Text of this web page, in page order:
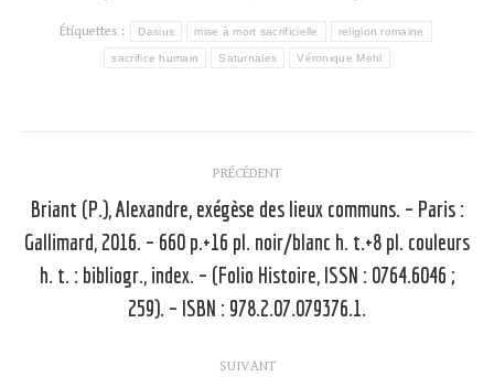
Étiquettes : Dasius mise à mort sacrificielle religion romaine
sacrifice humain Saturnales Véronique Mehl
article
PRÉCÉDENT
Article
précédent
:
Briant (P.), Alexandre, exégèse des lieux communs. – Paris :
Gallimard, 2016. – 660 p.+16 pl. noir/blanc h. t.+8 pl. couleurs
h. t. : bibliogr., index. – (Folio Histoire, ISSN : 0764.6046 ;
259). – ISBN : 978.2.07.079376.1.
SUIVANT